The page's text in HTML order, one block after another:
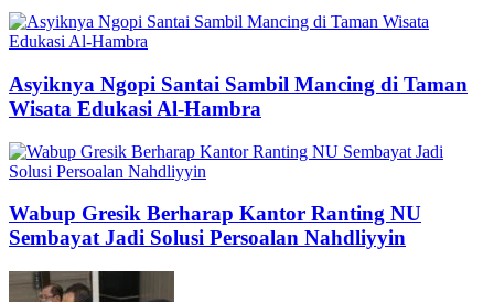
Asyiknya Ngopi Santai Sambil Mancing di Taman
Wisata Edukasi Al-Hambra
Wabup Gresik Berharap Kantor Ranting NU
Sembayat Jadi Solusi Persoalan Nahdliyyin